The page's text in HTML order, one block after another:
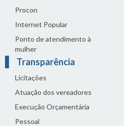
Procon
Internet Popular
Ponto de atendimento à
mulher
Transparência
Licitações
Atuação dos vereadores
Execução Orçamentária
Pessoal